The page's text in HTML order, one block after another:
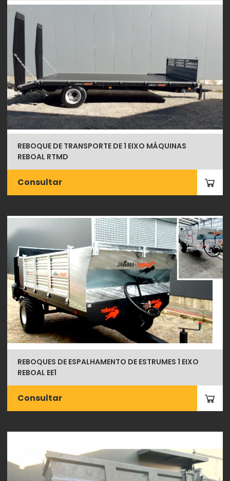
REBOQUE DE TRANSPORTE DE 1 EIXO MÁQUINAS
REBOAL RTMD
Consultar
REBOQUES DE ESPALHAMENTO DE ESTRUMES 1 EIXO
REBOAL EE1
Consultar